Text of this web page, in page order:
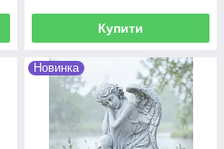
Купити
Новинка